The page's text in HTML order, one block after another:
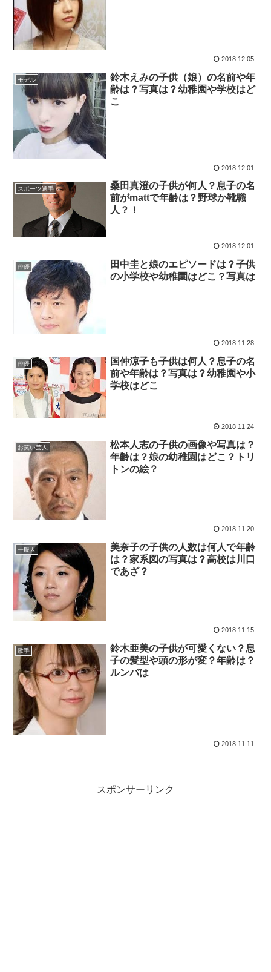
2018.12.05
モデル
鈴木えみの子供（娘）の名前や年
齢は？写真は？幼稚園や学校はど
こ
2018.12.01
スポーツ選手
桑田真澄の子供が何人？息子の名
前がmattで年齢は？野球か靴職
人？！
2018.12.01
俳優
田中圭と娘のエピソードは？子供
の小学校や幼稚園はどこ？写真は
2018.11.28
俳優
国仲涼子も子供は何人？息子の名
前や年齢は？写真は？幼稚園や小
学校はどこ
2018.11.24
お笑い芸人
松本人志の子供の画像や写真は？
年齢は？娘の幼稚園はどこ？トリ
トンの絵？
2018.11.20
一般人
美奈子の子供の人数は何人で年齢
は？家系図の写真は？高校は川口
であざ？
2018.11.15
歌手
鈴木亜美の子供が可愛くない？息
子の髪型や頭の形が変？年齢は？
ルンバは
2018.11.11
スポンサーリンク